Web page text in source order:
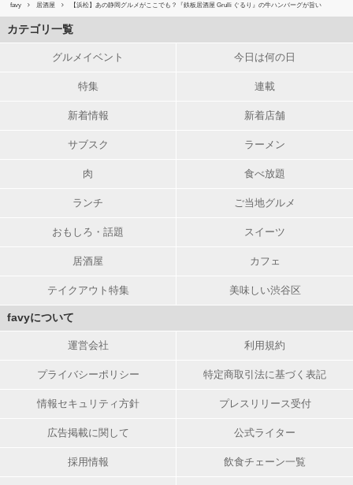
favy 居酒屋 【浜松】あの静岡グルメがここでも？『鉄板居酒屋 Grulli ぐるり』の牛ハンバーグが旨い
カテゴリ一覧
グルメイベント 今日は何の日
特集 連載
新着情報 新着店舗
サブスク ラーメン
肉 食べ放題
ランチ ご当地グルメ
おもしろ・話題 スイーツ
居酒屋 カフェ
テイクアウト特集 美味しい渋谷区
favyについて
運営会社 利用規約
プライバシーポリシー 特定商取引法に基づく表記
情報セキュリティ方針 プレスリリース受付
広告掲載に関して 公式ライター
採用情報 飲食チェーン一覧